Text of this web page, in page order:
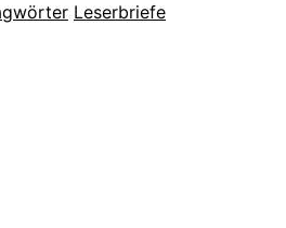
Leserbriefe